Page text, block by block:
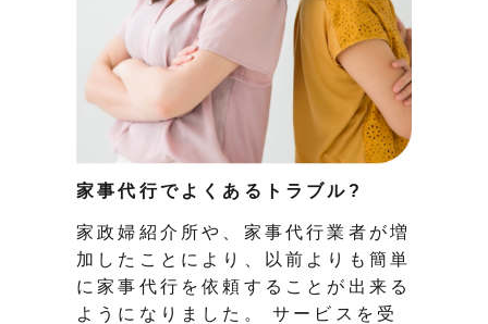
家事代行でよくあるトラブル?
家政婦紹介所や、家事代行業者が増
加したことにより、以前よりも簡単
に家事代行を依頼することが出来る
ようになりました。 サービスを受